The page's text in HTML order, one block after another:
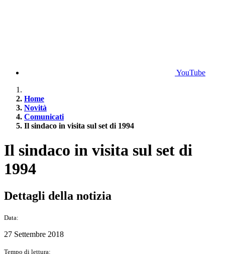
YouTube
Home
Novità
Comunicati
Il sindaco in visita sul set di 1994
Il sindaco in visita sul set di
1994
Dettagli della notizia
Data:
27 Settembre 2018
Tempo di lettura: